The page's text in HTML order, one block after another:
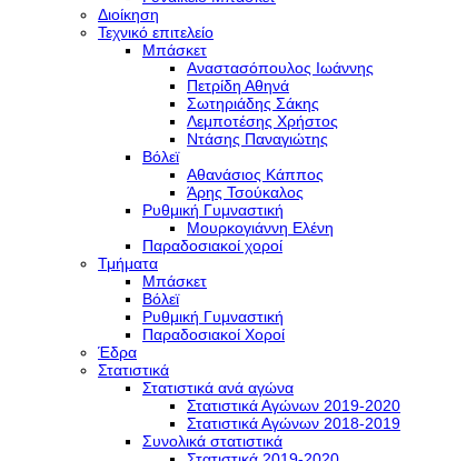
Διοίκηση
Τεχνικό επιτελείο
Μπάσκετ
Αναστασόπουλος Ιωάννης
Πετρίδη Αθηνά
Σωτηριάδης Σάκης
Λεμποτέσης Χρήστος
Ντάσης Παναγιώτης
Βόλεϊ
Αθανάσιος Κάππος
Άρης Τσούκαλος
Ρυθμική Γυμναστική
Μουρκογιάννη Ελένη
Παραδοσιακοί χοροί
Τμήματα
Μπάσκετ
Βόλεϊ
Ρυθμική Γυμναστική
Παραδοσιακοί Χοροί
Έδρα
Στατιστικά
Στατιστικά ανά αγώνα
Στατιστικά Αγώνων 2019-2020
Στατιστικά Αγώνων 2018-2019
Συνολικά στατιστικά